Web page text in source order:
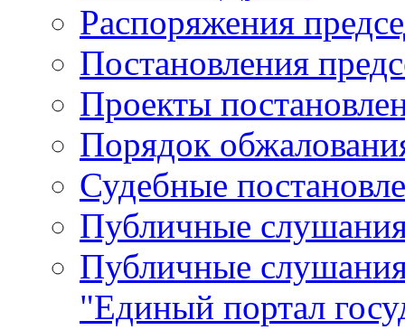
Распоряжения
Постановления
Проекты
Порядок
Судебные
Публичные
Публичные
"Единый портал